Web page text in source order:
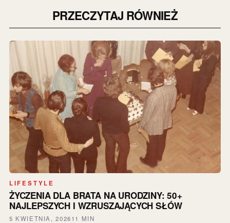
PRZECZYTAJ RÓWNIEŻ
LIFESTYLE
ŻYCZENIA DLA BRATA NA URODZINY: 50+
NAJLEPSZYCH I WZRUSZAJĄCYCH SŁÓW
5 KWIETNIA, 202611 MIN